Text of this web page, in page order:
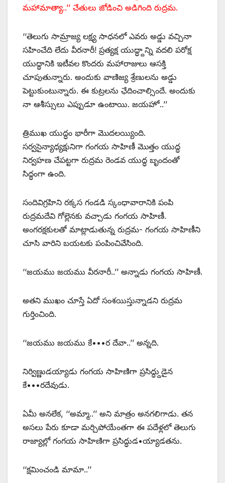
మహామాత్యా..’’ చేతులు జోడించి అడిగింది రుద్రమ.
‘‘తెలుగు సామ్రాజ్య లక్ష్య సాధనలో ఎవరు అడ్డు వచ్చినా
సహించేది లేదు వీరనారీ! ప్రత్యక్ష యుద్ధ్దాన్ని వదలి పరోక్ష
యుద్ధానికి ఇటీవల కొందరు మహారాజులు ఆసక్తి
చూపుతున్నారు. అందుకు వాణిజ్య శ్రేణులను అడ్డు
పెట్టుకుంటున్నారు. ఈ కుట్రలను ఛేదించాల్సిందే. అందుకు
నా ఆశీస్సులు ఎప్పుడూ ఉంటాయి. జయహో..’’
త్రిముఖ యుద్ధం భారీగా మొదలయ్యింది.
సర్వసైన్యాధ్యక్షునిగా గంగయ సాహిణీ మొత్తం యుద్ధ
నిర్వహణ చేపట్టగా రుద్రమ రెండవ యుద్ధ బృందంతో
సిద్ధంగా ఉంది.
సందివిగ్రహిని రక్కస గండడి స్కంధావారానికి పంపి
రుద్రమదేవి గోల్లెనకు వచ్చాడు గంగయ సాహిణీ.
అంగరక్షకులతో మాట్లాడుతున్న రుద్రమ- గంగయ సాహిణీని
చూసి వారిని బయటకు పంపించివేసింది.
‘‘జయము జయము వీరనారీ..’’ అన్నాడు గంగయ సాహిణీ.
అతని ముఖం చూస్తే ఏదో సంశయిస్తున్నాడని రుద్రమ
గుర్తించింది.
‘‘జయము జయము కే•••ర దేవా..’’ అన్నది.
నిర్విణ్ణుడయ్యాడు గంగయ సాహిణిగా ప్రసిద్ధ్దుడైన
కే•••రదేవుడు.
ఏమీ అనలేక, ‘‘అమ్మా..’’ అని మాత్రం అనగలిగాడు. తన
అసలు పేరు కూడా మర్చిపోయేంతగా ఈ పదేళ్లలో తెలుగు
రాజ్యాల్లో గంగయ సాహిణిగా ప్రసిద్ధుడ•య్యాడతను.
‘‘క్షమించండి మామా..’’